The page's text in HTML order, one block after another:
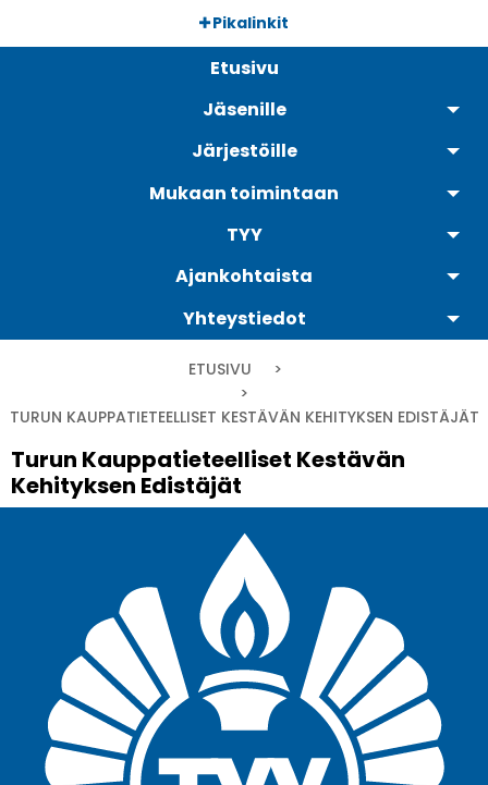
Pikalinkit
Etusivu
Jäsenille
Järjestöille
Mukaan toimintaan
TYY
Ajankohtaista
Yhteystiedot
ETUSIVU
CURRENT:
TURUN KAUPPATIETEELLISET KESTÄVÄN KEHITYKSEN EDISTÄJÄT
Turun Kauppatieteelliset Kestävän
Kehityksen Edistäjät